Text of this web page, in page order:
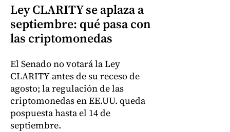
Ley CLARITY se aplaza a
septiembre: qué pasa con
las criptomonedas
El Senado no votará la Ley
CLARITY antes de su receso de
agosto; la regulación de las
criptomonedas en EE.UU. queda
pospuesta hasta el 14 de
septiembre.